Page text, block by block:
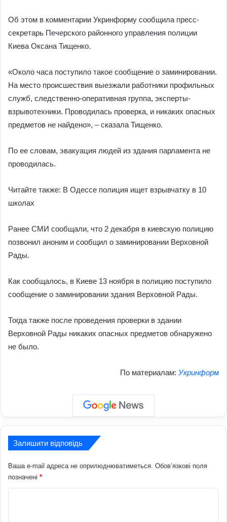
Об этом в комментарии Укринформу сообщила пресс-
секретарь Печерского районного управления полиции
Киева Оксана Тищенко.
«Около часа поступило такое сообщение о заминировании.
На место происшествия выезжали работники профильных
служб, следственно-оперативная группа, эксперты-
взрывотехники. Проводилась проверка, и никаких опасных
предметов не найдено», – сказала Тищенко.
По ее словам, эвакуация людей из здания парламента не
проводилась.
Читайте также: В Одессе полиция ищет взрывчатку в 10
школах
Ранее СМИ сообщали, что 2 декабря в киевскую полицию
позвонил аноним и сообщил о заминировании Верховной
Рады.
Как сообщалось, в Киеве 13 ноября в полицию поступило
сообщение о заминировании здания Верховной Рады.
Тогда также после проведения проверки в здании
Верховной Рады никаких опасных предметов обнаружено
не было.
По материалам: Укринформ
Залишити відповідь
Ваша e-mail адреса не оприлюднюватиметься. Обов’язкові поля
позначені *